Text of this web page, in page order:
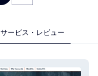
サービス・レビュー